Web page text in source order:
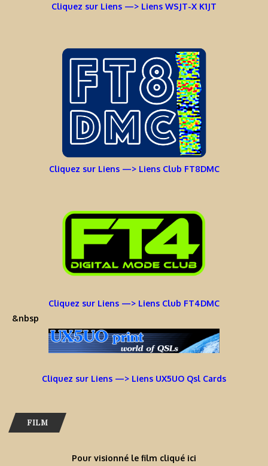
Cliquez sur Liens —> Liens WSJT-X K1JT
Cliquez sur Liens —> Liens Club FT8DMC
Cliquez sur Liens —> Liens Club FT4DMC
&nbsp
Cliquez sur Liens —> Liens UX5UO Qsl Cards
FILM
Pour visionné le film cliqué ici